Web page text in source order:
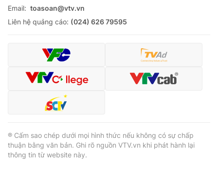
Email: toasoan@vtv.vn
Liên hệ quảng cáo: (024) 626 79595
® Cấm sao chép dưới mọi hình thức nếu không có sự chấp
thuận bằng văn bản. Ghi rõ nguồn VTV.vn khi phát hành lại
thông tin từ website này.